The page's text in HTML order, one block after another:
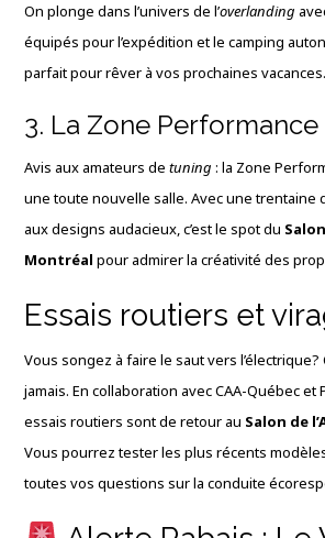
On plonge dans l’univers de l’overlanding
équipés pour l’expédition et le camping
parfait pour rêver à vos prochaines vacances.
3. La Zone Performance
Avis aux amateurs detuning : la Zone
une toute nouvelle salle. Avec une trentaine
aux designs audacieux, c’est le spot du
Montréal pour admirer la créativité des
Essais routiers et
Vous songez à faire le saut vers l’électrique?
jamais. En collaboration avec CAA-Québec et
essais routiers sont de retour au Salon de
Vous pourrez tester les plus récents
toutes vos questions sur la conduite